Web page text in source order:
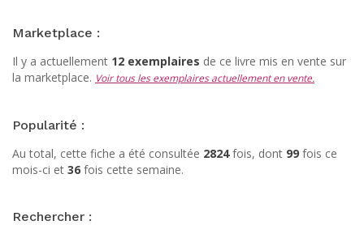
Marketplace :
Il y a actuellement 12 exemplaires de ce livre mis en vente sur
la marketplace. Voir tous les exemplaires actuellement en vente.
Popularité :
Au total, cette fiche a été consultée 2824fois, dont 99 fois ce
mois-ci et 36 fois cette semaine.
Rechercher :